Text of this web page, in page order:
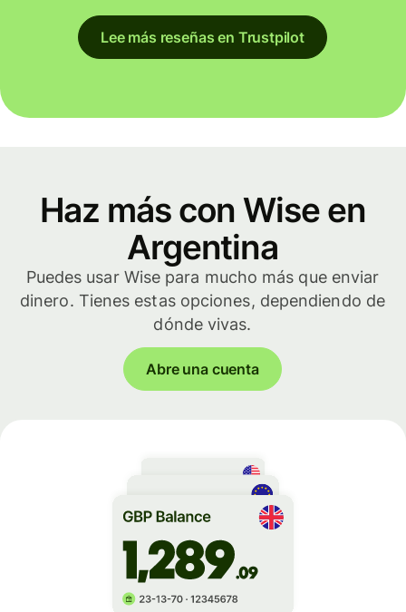
Lee más reseñas en Trustpilot
Haz más con Wise en
Argentina
Puedes usar Wise para mucho más que enviar
dinero. Tienes estas opciones, dependiendo de
dónde vivas.
Abre una cuenta